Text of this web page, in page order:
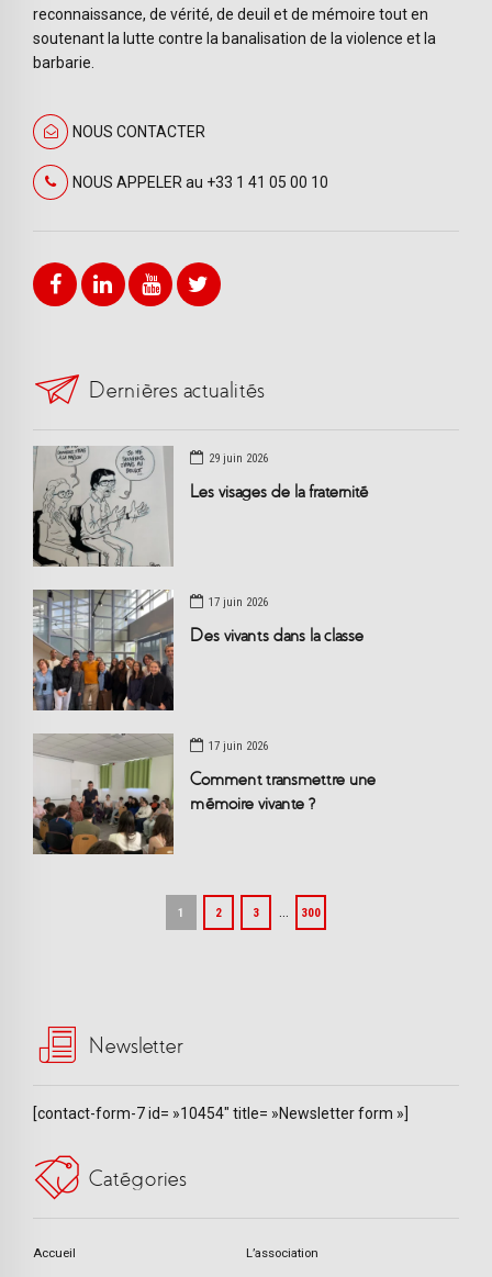
reconnaissance, de vérité, de deuil et de mémoire tout en
soutenant la lutte contre la banalisation de la violence et la
barbarie.
NOUS CONTACTER
NOUS APPELER au +33 1 41 05 00 10
Dernières actualités
29 juin 2026
Les visages de la fraternité
17 juin 2026
Des vivants dans la classe
17 juin 2026
Comment transmettre une
mémoire vivante ?
1 2 3 … 300
Newsletter
[contact-form-7 id= »10454″ title= »Newsletter form »]
Catégories
Accueil L’association